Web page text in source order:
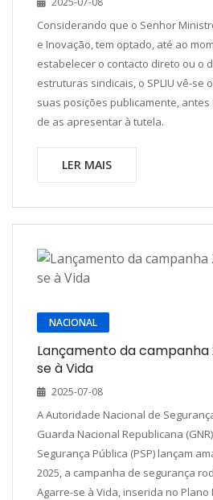
Considerando que o Senhor
e Inovação, tem optado, até ao
estabelecer o contacto direto ou o
estruturas sindicais, o SPLIU vê-se
suas posições publicamente,
de as apresentar à tutela.
LER MAIS
NACIONAL
Lançamento da campanha
se à Vida
2025-07-08
A Autoridade Nacional de
Guarda Nacional Republicana
Segurança Pública (PSP) lançam
2025, a campanha de segurança
Agarre-se à Vida, inserida no Plano